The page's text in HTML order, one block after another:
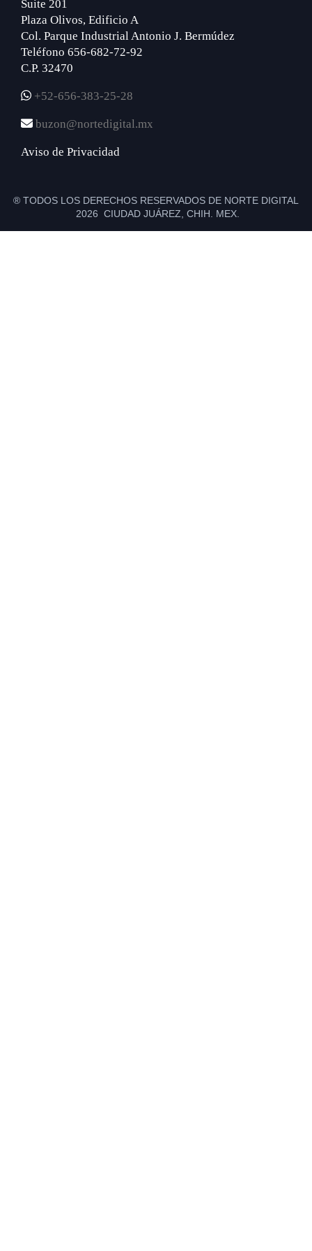
Suite 201
Plaza Olivos, Edificio A
Col. Parque Industrial Antonio J. Bermúdez
Teléfono 656-682-72-92
C.P. 32470
+52-656-383-25-28
buzon@nortedigital.mx
Aviso de Privacidad
® TODOS LOS DERECHOS RESERVADOS DE NORTE DIGITAL
2026 CIUDAD JUÁREZ, CHIH. MEX.